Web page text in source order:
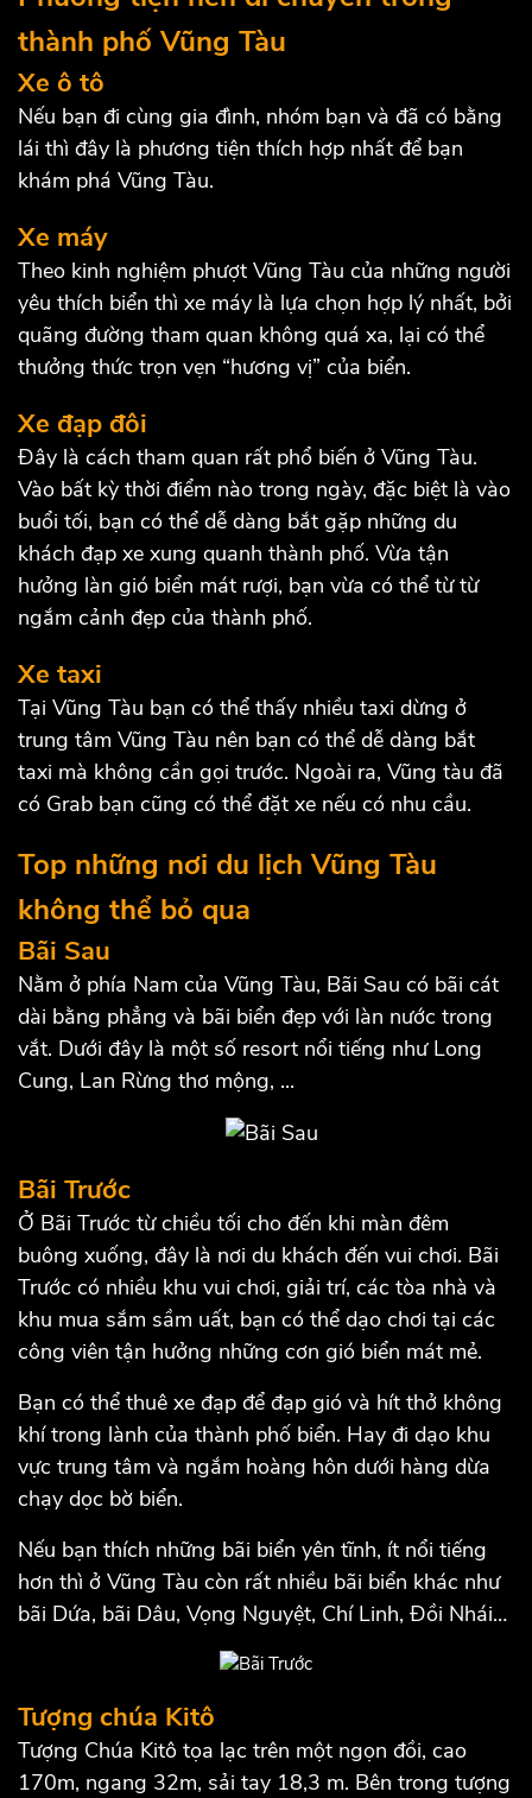
thành phố Vũng Tàu
Xe ô tô
Nếu bạn đi cùng gia đình, nhóm bạn và đã có bằng
lái thì đây là phương tiện thích hợp nhất để bạn
khám phá Vũng Tàu.
Xe máy
Theo kinh nghiệm phượt Vũng Tàu của những người
yêu thích biển thì xe máy là lựa chọn hợp lý nhất, bởi
quãng đường tham quan không quá xa, lại có thể
thưởng thức trọn vẹn “hương vị” của biển.
Xe đạp đôi
Đây là cách tham quan rất phổ biến ở Vũng Tàu.
Vào bất kỳ thời điểm nào trong ngày, đặc biệt là vào
buổi tối, bạn có thể dễ dàng bắt gặp những du
khách đạp xe xung quanh thành phố. Vừa tận
hưởng làn gió biển mát rượi, bạn vừa có thể từ từ
ngắm cảnh đẹp của thành phố.
Xe taxi
Tại Vũng Tàu bạn có thể thấy nhiều taxi dừng ở
trung tâm Vũng Tàu nên bạn có thể dễ dàng bắt
taxi mà không cần gọi trước. Ngoài ra, Vũng tàu đã
có Grab bạn cũng có thể đặt xe nếu có nhu cầu.
Top những nơi du lịch Vũng Tàu
không thể bỏ qua
Bãi Sau
Nằm ở phía Nam của Vũng Tàu, Bãi Sau có bãi cát
dài bằng phẳng và bãi biển đẹp với làn nước trong
vắt. Dưới đây là một số resort nổi tiếng như Long
Cung, Lan Rừng thơ mộng, ...
Bãi Trước
Ở Bãi Trước từ chiều tối cho đến khi màn đêm
buông xuống, đây là nơi du khách đến vui chơi. Bãi
Trước có nhiều khu vui chơi, giải trí, các tòa nhà và
khu mua sắm sầm uất, bạn có thể dạo chơi tại các
công viên tận hưởng những cơn gió biển mát mẻ.
Bạn có thể thuê xe đạp để đạp gió và hít thở không
khí trong lành của thành phố biển. Hay đi dạo khu
vực trung tâm và ngắm hoàng hôn dưới hàng dừa
chạy dọc bờ biển.
Nếu bạn thích những bãi biển yên tĩnh, ít nổi tiếng
hơn thì ở Vũng Tàu còn rất nhiều bãi biển khác như
bãi Dứa, bãi Dâu, Vọng Nguyệt, Chí Linh, Đồi Nhái…
Tượng chúa Kitô
Tượng Chúa Kitô tọa lạc trên một ngọn đồi, cao
170m, ngang 32m, sải tay 18,3 m. Bên trong tượng